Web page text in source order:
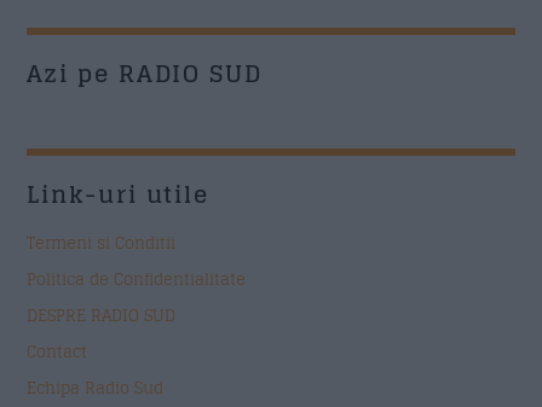
Azi pe RADIO SUD
Link-uri utile
Termeni si Conditii
Politica de Confidentialitate
DESPRE RADIO SUD
Contact
Echipa Radio Sud